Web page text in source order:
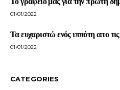
01/01/2022
Τα ευχαριστώ ενός ιππότη απο τις
01/01/2022
CATEGORIES